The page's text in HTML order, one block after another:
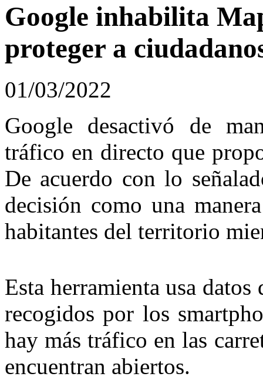
Google inhabilita
proteger a
01/03/2022
Google desactivó de
tráfico en directo que
De acuerdo con lo
decisión como una
habitantes del territorio
Esta herramienta usa
recogidos por los
hay más tráfico en las
encuentran abiertos.